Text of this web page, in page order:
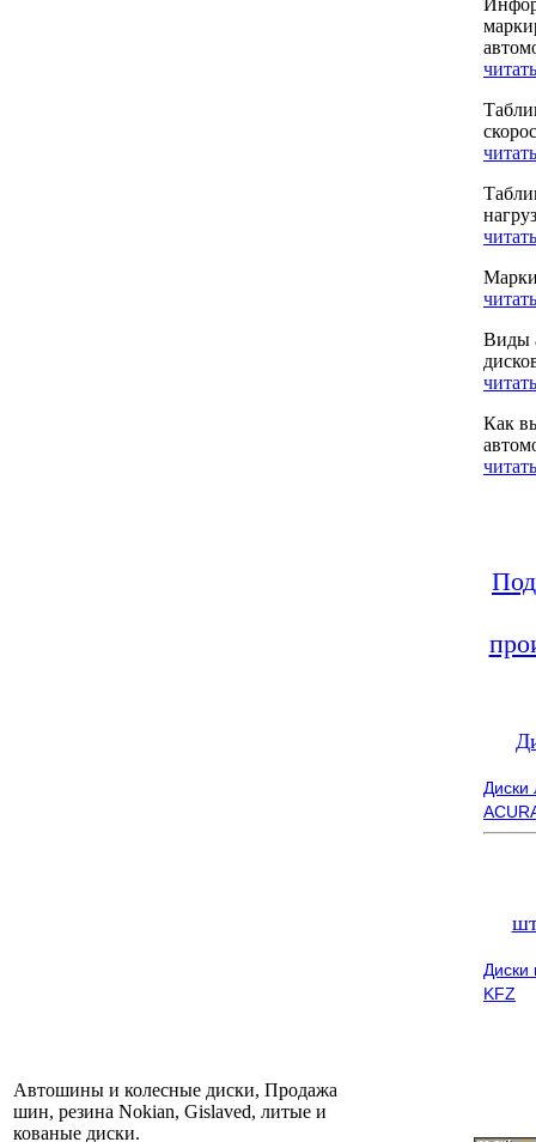
Виды
Как
Диски
KFZ
Автошины и колесные диски, Продажа
шин, резина Nokian, Gislaved, литые и
кованые диски.